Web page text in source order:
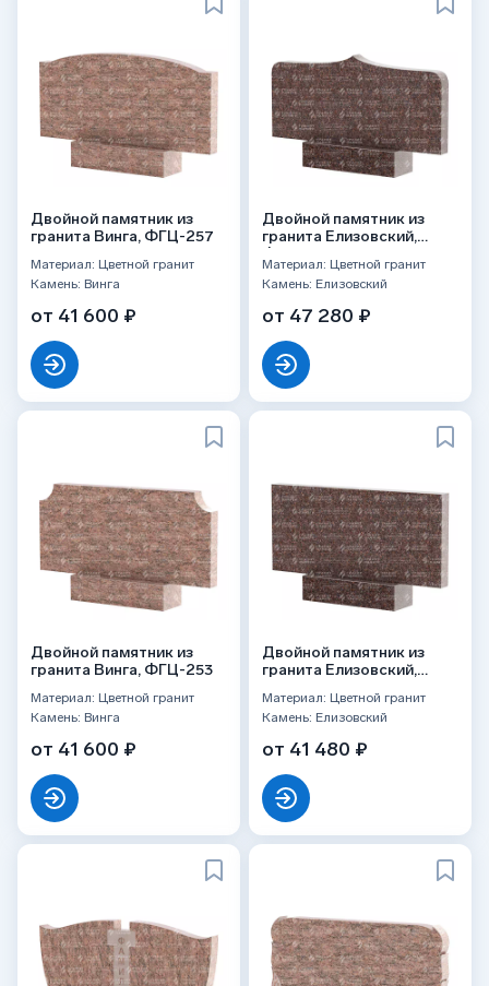
Двойной памятник из
гранита Винга, ФГЦ-257
Материал: Цветной гранит
Камень: Винга
от 41 600 ₽
Двойной памятник из
гранита Елизовский,
ФГЦ-260
Материал: Цветной гранит
Камень: Елизовский
от 47 280 ₽
Двойной памятник из
гранита Винга, ФГЦ-253
Материал: Цветной гранит
Камень: Винга
от 41 600 ₽
Двойной памятник из
гранита Елизовский,
Материал: Цветной гранит
Камень: Елизовский
от 41 480 ₽